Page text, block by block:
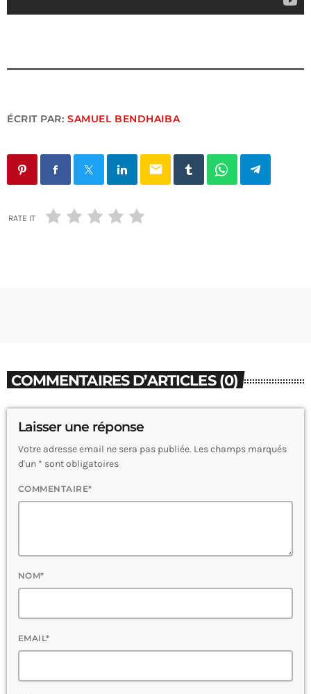
ÉCRIT PAR:SAMUEL BENDHAIBA
email
RATE IT
COMMENTAIRES D’ARTICLES (0)
Laisser une réponse
Votre adresse email ne sera pas publiée. Les champs marqués
d'un * sont obligatoires
COMMENTAIRE*
NOM*
EMAIL*